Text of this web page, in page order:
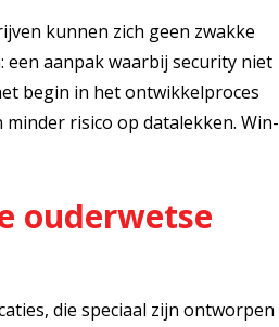
kunnen zich geen zwakke
een aanpak waarbij security niet
begin in het ontwikkelproces
risico op datalekken. Win-
ouderwetse
die speciaal zijn ontworpen